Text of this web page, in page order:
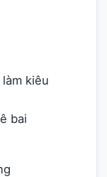
kiêu
bai